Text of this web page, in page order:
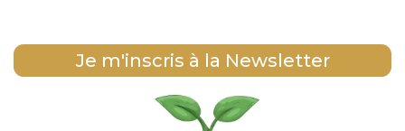
Je m'inscris à la Newsletter